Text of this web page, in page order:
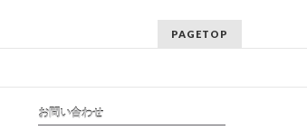
PAGETOP
お問い合わせ